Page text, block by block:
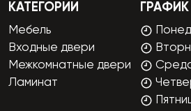
КАТЕГОРИИ
Мебель
Входные двери
Межкомнатные двери
Ламинат